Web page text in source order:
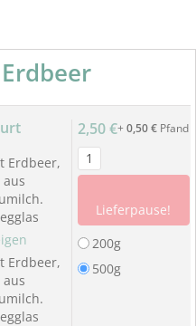
Erdbeer,
aus
Erdbeer,
aus
2,50 €+0,50 €Pfand
Lieferpause!
200g
500g